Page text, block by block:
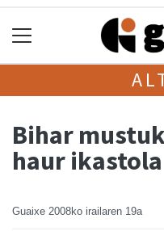
Bihar
haur ikastola
Guaixe 2008ko irailaren 19a